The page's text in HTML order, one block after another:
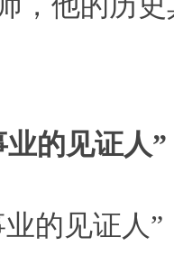
的见证人”
见证人”